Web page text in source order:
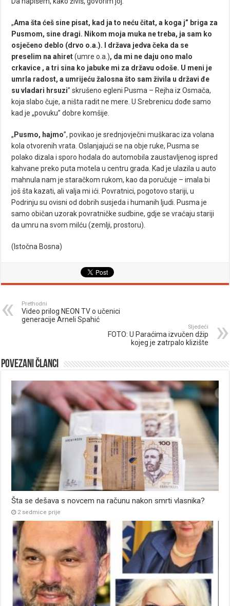
„Ama šta ćeš sine pisat, kad ja to neću čitat, a koga j” briga za
Pusmom, sine dragi. Nikom moja muka ne treba, ja sam ko
osječeno deblo (drvo o.a.). I država jedva čeka da se
preselim na ahiret(umre o.a.), da mi ne daju ono malo
crkavice , a tri sina ko jabuke mi za državu odoše. U meni je
umrla radost, a umrijeću žalosna što sam živila u državi đe
su vladari hrsuzi” skrušeno egleni Pusma – Rejha iz Osmača,
koja slabo čuje, a ništa radit ne mere. U Srebrenicu dođe samo
kad je „povuku” dobre komšije.
„ Pusmo, hajmo”, povikao je srednjovječni muškarac iza volana
kola otvorenih vrata. Oslanjajući se na obje ruke, Pusma se
polako dizala i sporo hodala do automobila zaustavljenog ispred
kahvane preko puta motela u centru grada. Kad je ulazila u auto
mahnula nam je staračkom rukom, kao da poručuje – imala bi
još šta kazati, ali valja mi ići. Povratnici, pogotovo stariji, u
Podrinju su ovisni od dobrih susjeda i humanih ljudi. Pusma je
samo običan uzorak povratničke sudbine, gdje se vraćaju stariji
da umru na svom milću (zemlji, prostoru).
(Istočna Bosna)
Prethodni
Video prilog NEON TV o učenici
generacije Arneli Spahić
Sljedeći
FOTO: U Paraćima izvučen džip
kojeg je zatrpalo klizište
Povezani članci
Šta se dešava s novcem na računu nakon smrti vlasnika?
2 sedmice prije